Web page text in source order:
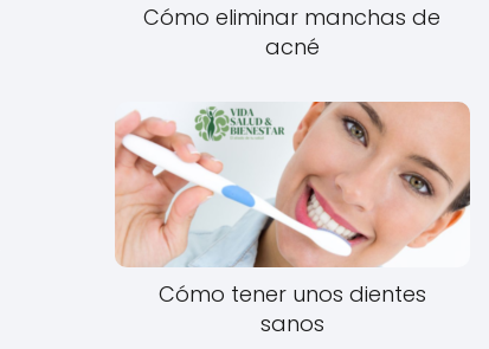
Cómo eliminar manchas de
acné
Cómo tener unos dientes
sanos